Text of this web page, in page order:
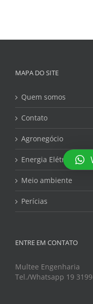
MAPA DO SITE
Quem somos
Contato
Agronegócio
Energia Elétrica
Meio ambiente
Perícias
ENTRE EM CONTATO
Multee Engenharia
Tel./Whatsapp 19